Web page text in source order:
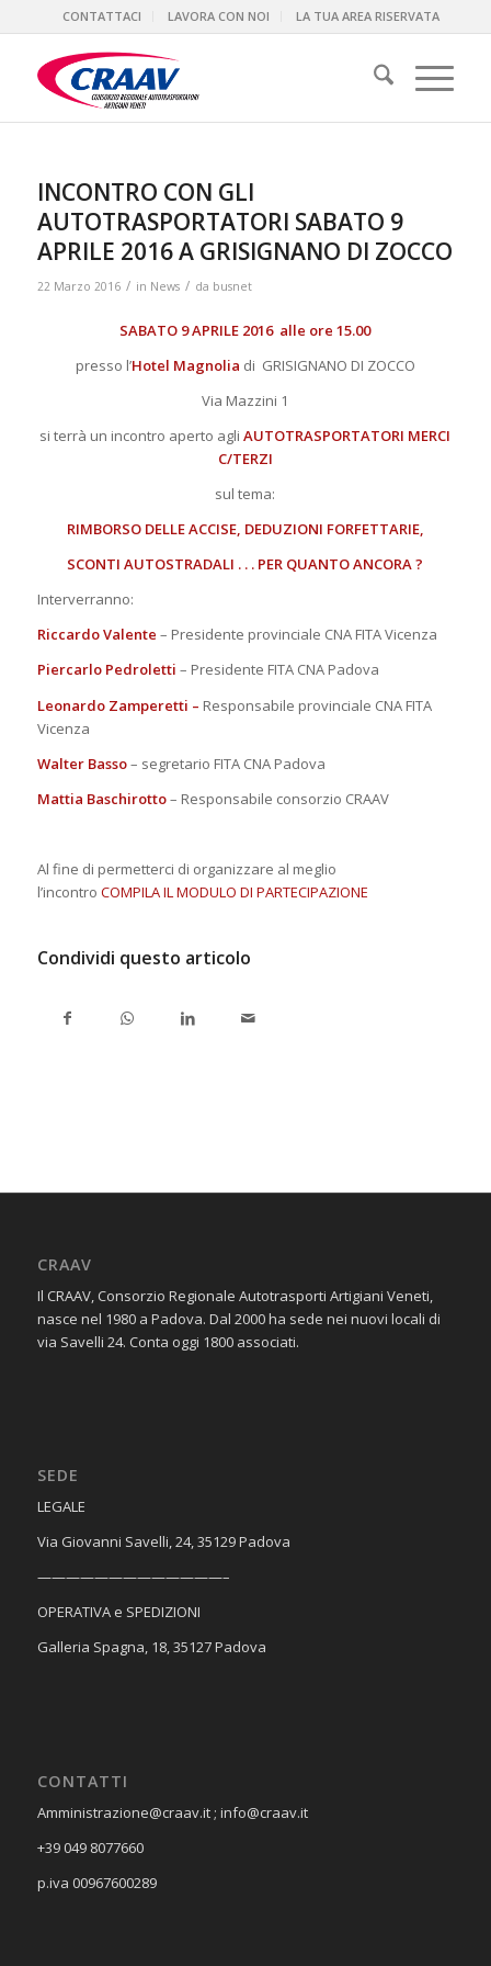
CONTATTACI LAVORA CON NOI LA TUA AREA RISERVATA
INCONTRO CON GLI
AUTOTRASPORTATORI SABATO 9
APRILE 2016 A GRISIGNANO DI ZOCCO
22 Marzo 2016 / in News / da busnet
SABATO 9 APRILE 2016 alle ore 15.00
presso l’Hotel Magnolia di GRISIGNANO DI ZOCCO
Via Mazzini 1
si terrà un incontro aperto agliAUTOTRASPORTATORI MERCI
C/TERZI
sul tema:
RIMBORSO DELLE ACCISE, DEDUZIONI FORFETTARIE,
SCONTI AUTOSTRADALI . . . PER QUANTO ANCORA ?
Interverranno:
Riccardo Valente – Presidente provinciale CNA FITA Vicenza
Piercarlo Pedroletti – Presidente FITA CNA Padova
Leonardo Zamperetti – Responsabile provinciale CNA FITA
Vicenza
Walter Basso– segretario FITA CNA Padova
Mattia Baschirotto– Responsabile consorzio CRAAV
Al fine di permetterci di organizzare al meglio
l’incontro COMPILA IL MODULO DI PARTECIPAZIONE
Condividi questo articolo
CRAAV
Il CRAAV, Consorzio Regionale Autotrasporti Artigiani Veneti,
nasce nel 1980 a Padova. Dal 2000 ha sede nei nuovi locali di
via Savelli 24. Conta oggi 1800 associati.
SEDE
​LEGALE
Via Giovanni Savelli, 24, 35129 Padova
—————————————–
OPERATIVA e SPEDIZIONI
Galleria Spagna, 18, 35127 Padova
CONTATTI
Amministrazione@craav.it ; info@craav.it
+39 049 8077660
p.iva 00967600289